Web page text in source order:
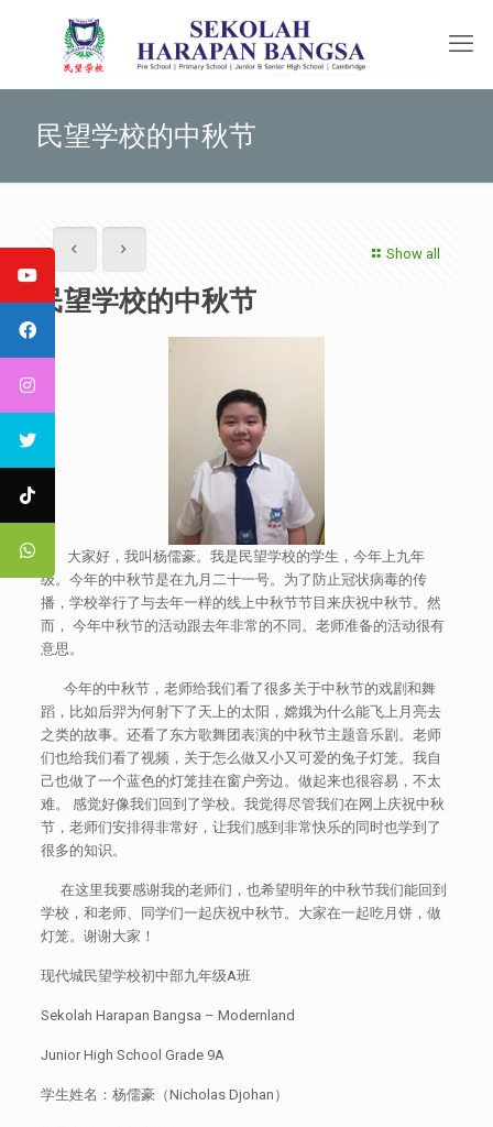
民望学校的中秋节
Show all
民望学校的中秋节
大家好，我叫杨儒豪。我是民望学校的学生，今年上九年
级。今年的中秋节是在九月二十一号。为了防止冠状病毒的传
播，学校举行了与去年一样的线上中秋节节目来庆祝中秋节。然
而， 今年中秋节的活动跟去年非常的不同。老师准备的活动很有
意思。
今年的中秋节，老师给我们看了很多关于中秋节的戏剧和舞
蹈，比如后羿为何射下了天上的太阳，嫦娥为什么能飞上月亮去
之类的故事。还看了东方歌舞团表演的中秋节主题音乐剧。老师
们也给我们看了视频，关于怎么做又小又可爱的兔子灯笼。我自
己也做了一个蓝色的灯笼挂在窗户旁边。做起来也很容易，不太
难。 感觉好像我们回到了学校。我觉得尽管我们在网上庆祝中秋
节，老师们安排得非常好，让我们感到非常快乐的同时也学到了
很多的知识。
在这里我要感谢我的老师们，也希望明年的中秋节我们能回到
学校，和老师、同学们一起庆祝中秋节。大家在一起吃月饼，做
灯笼。谢谢大家！
现代城民望学校初中部九年级A班
Sekolah Harapan Bangsa – Modernland
Junior High School Grade 9A
学生姓名：杨儒豪（Nicholas Djohan）